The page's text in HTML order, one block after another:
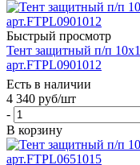
Быстрый просмотр
Тент защитный п/п
арт.FTPL0901012
Есть в наличии
4 340 руб/шт
-
В корзину